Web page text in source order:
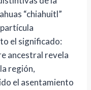
“chiahuitl”
el significado:
ancestral revela
región,
el asentamiento